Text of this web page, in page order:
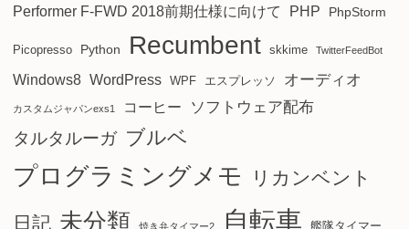
Performer F-FWD 2018前期仕様に向けて PHP PhpStorm
Picopresso Python Recumbent skkime TwitterFeedBot
Windows8 WordPress WPF エスプレッソ オーディオ
カスタムジャパンexs1 コーヒー ソフトウェア配布
タルタルーガ ブルベ
プログラミングメモ リカンベント
日記 未分類 焼き弁タイマー2 自転車 艦隊タイマー